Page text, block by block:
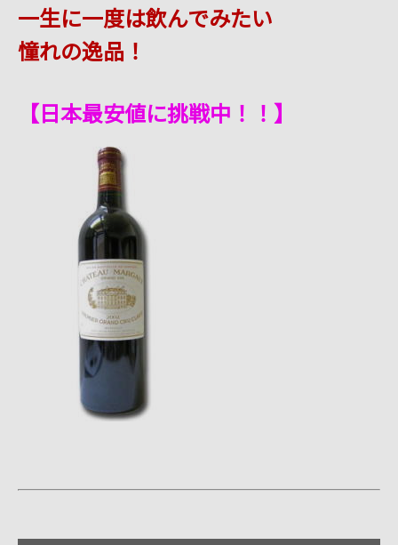
一生に一度は飲んでみたい
憧れの逸品！
【日本最安値に挑戦中！！】